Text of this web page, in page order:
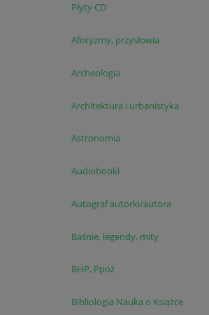
Płyty CD
Aforyzmy, przysłowia
Archeologia
Architektura i urbanistyka
Astronomia
Audiobooki
Autograf autorki/autora
Baśnie, legendy, mity
BHP, Ppoż
Bibliologia Nauka o Książce